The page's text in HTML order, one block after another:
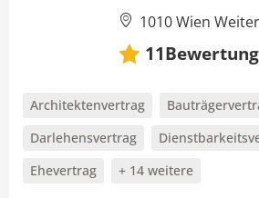
1010 Wien
11
Architektenvertrag
Darlehensvertrag
Ehevertrag
+ 14 weitere